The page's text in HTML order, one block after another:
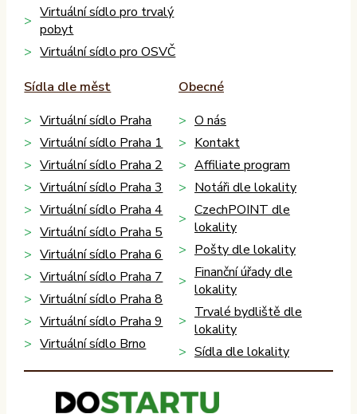
Virtuální sídlo pro trvalý
pobyt
Virtuální sídlo pro OSVČ
Sídla dle měst
Virtuální sídlo Praha
Virtuální sídlo Praha 1
Virtuální sídlo Praha 2
Virtuální sídlo Praha 3
Virtuální sídlo Praha 4
Virtuální sídlo Praha 5
Virtuální sídlo Praha 6
Virtuální sídlo Praha 7
Virtuální sídlo Praha 8
Virtuální sídlo Praha 9
Virtuální sídlo Brno
Obecné
O nás
Kontakt
Affiliate program
Notáři dle lokality
CzechPOINT dle
lokality
Pošty dle lokality
Finanční úřady dle
lokality
Trvalé bydliště dle
lokality
Sídla dle lokality